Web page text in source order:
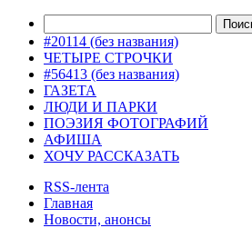
#20114 (без названия)
ЧЕТЫРЕ СТРОЧКИ
#56413 (без названия)
ГАЗЕТА
ЛЮДИ И ПАРКИ
ПОЭЗИЯ ФОТОГРАФИЙ
АФИША
ХОЧУ РАССКАЗАТЬ
RSS-лента
Главная
Новости, анонсы